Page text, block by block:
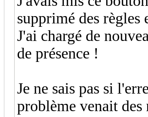
supprimé des règles
J'ai chargé de
de présence !
Je ne sais pas si
problème venait des